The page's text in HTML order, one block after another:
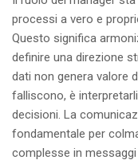
processi a vero e
Questo significa
definire una direzione
dati non genera valore
falliscono, è
decisioni. La
fondamentale per
complesse in